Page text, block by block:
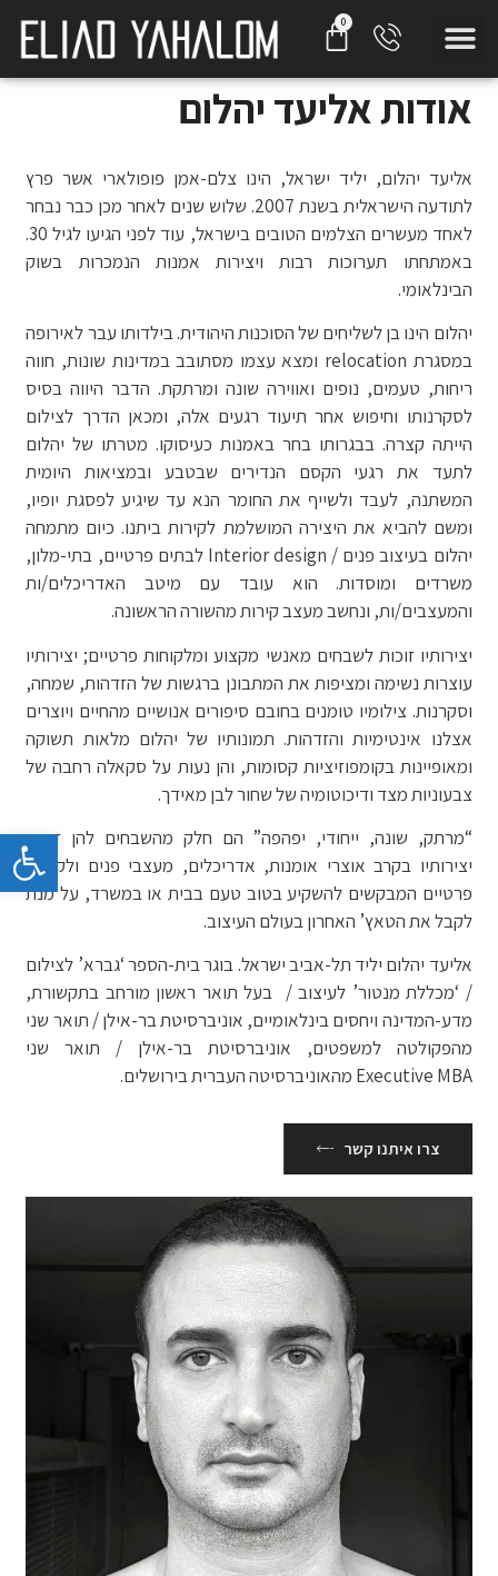
אודות אליעד יהלום
אליעד יהלום, יליד ישראל, הינו צלם-אמן פופולארי אשר פרץ
לתודעה הישראלית בשנת 2007. שלוש שנים לאחר מכן כבר נבחר
לאחד מעשרים הצלמים הטובים בישראל, עוד לפני הגיעו לגיל 30.
באמתחתו תערוכות רבות ויצירות אמנות הנמכרות בשוק
הבינלאומי.
יהלום הינו בן לשליחים של הסוכנות היהודית. בילדותו עבר לאירופה
במסגרת relocation ומצא עצמו מסתובב במדינות שונות, חווה
ריחות, טעמים, נופים ואווירה שונה ומרתקת. הדבר היווה בסיס
לסקרנותו וחיפוש אחר תיעוד רגעים אלה, ומכאן הדרך לצילום
הייתה קצרה. בבגרותו בחר באמנות כעיסוקו. מטרתו של יהלום
לתעד את רגעי הקסם הנדירים שבטבע ובמציאות היומית
המשתנה, לעבד ולשייף את החומר הנא עד שיגיע לפסגת יופיו,
ומשם להביא את היצירה המושלמת לקירות ביתנו. כיום מתמחה
יהלום בעיצוב פנים / Interior design לבתים פרטיים, בתי-מלון,
משרדים ומוסדות. הוא עובד עם מיטב האדריכלים/ות
והמעצבים/ות, ונחשב מעצב קירות מהשורה הראשונה.
יצירותיו זוכות לשבחים מאנשי מקצוע ומלקוחות פרטיים; יצירותיו
עוצרות נשימה ומציפות את המתבונן ברגשות של הזדהות, שמחה,
וסקרנות. צילומיו טומנים בחובם סיפורים אנושיים מהחיים ויוצרים
אצלנו אינטימיות והזדהות. תמונותיו של יהלום מלאות תשוקה
ומאופיינות בקומפוזיציות קסומות, והן נעות על סקאלה רחבה של
צבעוניות מצד ודיכוטומיה של שחור לבן מאידך.
“מרתק, שונה, ייחודי, יפהפה” הם חלק מהשבחים להן זוכות
יצירותיו בקרב אוצרי אומנות, אדריכלים, מעצבי פנים ולקוחות
פרטיים המבקשים להשקיע בטוב טעם בבית או במשרד, על מנת
לקבל את הטאץ’ האחרון בעולם העיצוב.
אליעד יהלום יליד תל-אביב ישראל. בוגר בית-הספר ‘גברא’ לצילום
/ ‘מכללת מנטור’ לעיצוב / בעל תואר ראשון מורחב בתקשורת,
מדע-המדינה ויחסים בינלאומיים, אוניברסיטת בר-אילן / תואר שני
מהפקולטה למשפטים, אוניברסיטת בר-אילן / תואר שני
Executive MBA מהאוניברסיטה העברית בירושלים.
צרו איתנו קשר